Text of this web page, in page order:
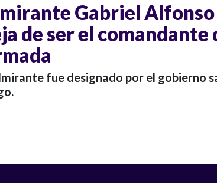
Gabriel Alfonso
de ser el comandante
fue designado por el gobierno